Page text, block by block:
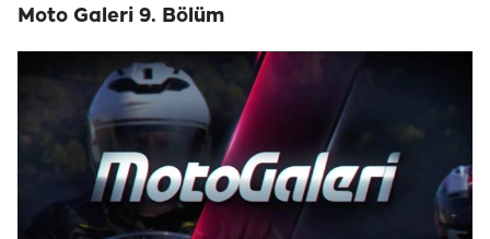
Moto Galeri 9. Bölüm